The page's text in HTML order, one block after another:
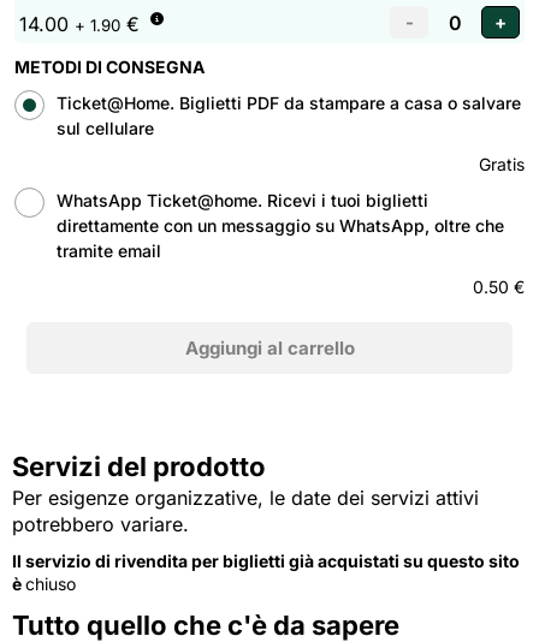
14.00 + 1.90 €
METODI DI CONSEGNA
Ticket@Home. Biglietti PDF da stampare a casa o salvare
sul cellulare
Gratis
WhatsApp Ticket@home. Ricevi i tuoi biglietti
direttamente con un messaggio su WhatsApp, oltre che
tramite email
0.50 €
Servizi del prodotto
Per esigenze organizzative, le date dei servizi attivi
potrebbero variare.
Il servizio di rivendita per biglietti già acquistati su questo sito
èchiuso
Tutto quello che c'è da sapere